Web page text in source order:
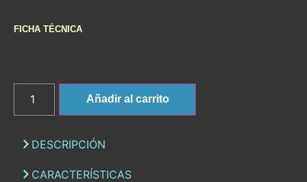
FICHA TÉCNICA
Añadir al carrito
DESCRIPCIÓN
CARACTERÍSTICAS